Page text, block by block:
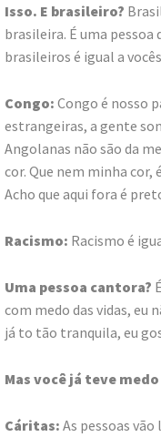
Isso. E brasileiro?
brasileira. É uma pessoa
brasileiros é igual a
Congo: Congo é nosso
estrangeiras, a gente
Angolanas não são da
cor. Que nem minha cor,
Acho que aqui fora é
Racismo: Racismo é
Uma pessoa cantora?
com medo das vidas, eu
já to tão tranquila, eu
Mas você já teve
Cáritas: As pessoas